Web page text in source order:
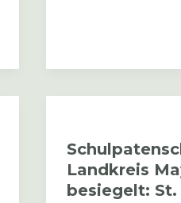
Landkreis
besiegelt: St.
Landkreis
Mayen-
Koblenz